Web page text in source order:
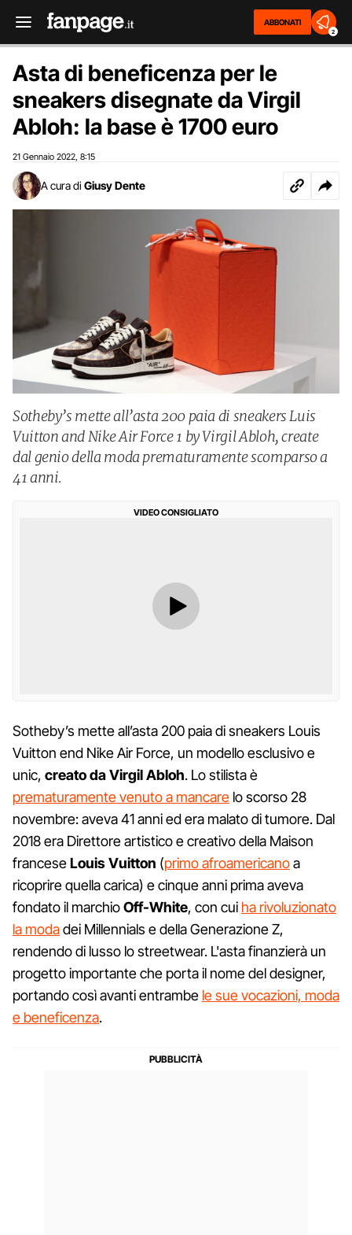
ABBONATI
2
Asta di beneficenza per le
sneakers disegnate da Virgil
Abloh: la base è 1700 euro
21 Gennaio 2022 8:15
A cura di Giusy Dente
Sotheby’s mette all’asta 200 paia di sneakers Luis
Vuitton and Nike Air Force 1 by Virgil Abloh, create
dal genio della moda prematuramente scomparso a
41 anni.
VIDEO CONSIGLIATO
Sotheby’s mette all’asta 200 paia di sneakers Louis
Vuitton end Nike Air Force, un modello esclusivo e
unic, creato da Virgil Abloh. Lo stilista è
prematuramente venuto a mancare lo scorso 28
novembre: aveva 41 anni ed era malato di tumore. Dal
2018 era Direttore artistico e creativo della Maison
franceseLouis Vuitton (primo afroamericanoa
ricoprire quella carica) e cinque anni prima aveva
fondato il marchioOff-White, con cui ha rivoluzionato
la modadei Millennials e della Generazione Z,
rendendo di lusso lo streetwear. L'asta finanzierà un
progetto importante che porta il nome del designer,
portando così avanti entrambe le sue vocazioni, moda
e beneficenza.